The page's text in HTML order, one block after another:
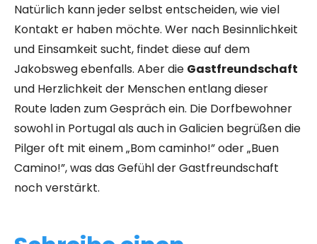
Natürlich kann jeder selbst entscheiden, wie viel
Kontakt er haben möchte. Wer nach Besinnlichkeit
und Einsamkeit sucht, findet diese auf dem
Jakobsweg ebenfalls. Aber die Gastfreundschaft
und Herzlichkeit der Menschen entlang dieser
Route laden zum Gespräch ein. Die Dorfbewohner
sowohl in Portugal als auch in Galicien begrüßen die
Pilger oft mit einem „Bom caminho!” oder „Buen
Camino!”, was das Gefühl der Gastfreundschaft
noch verstärkt.